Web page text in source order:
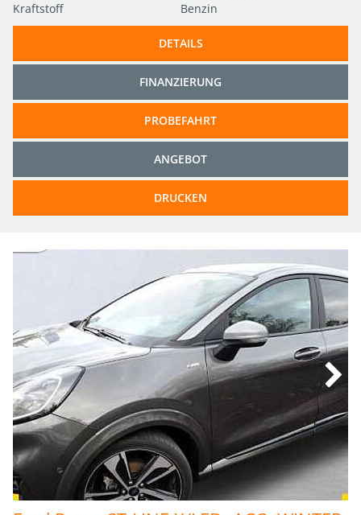
Kraftstoff
Benzin
DETAILS
FINANZIERUNG
PROBEFAHRT
ANGEBOT
DRUCKEN